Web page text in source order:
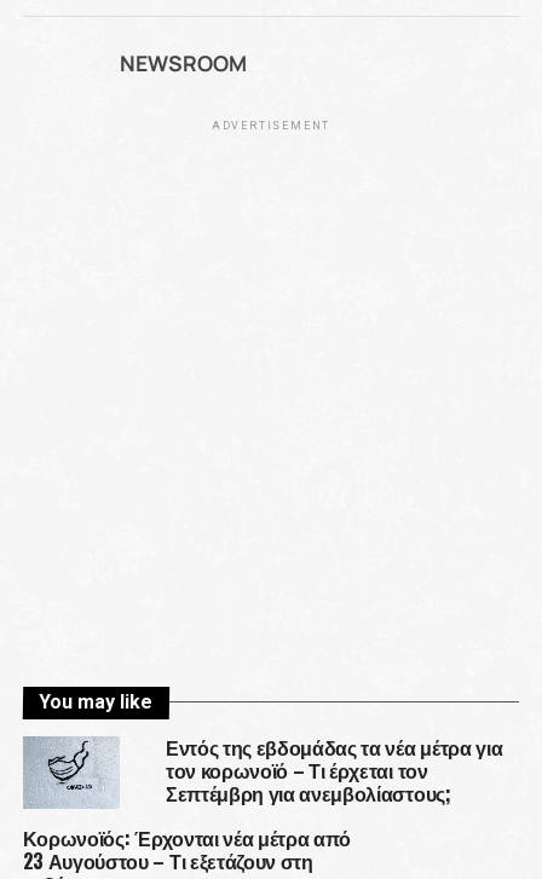
NEWSROOM
ADVERTISEMENT
You may like
Εντός της εβδομάδας τα νέα μέτρα για
τον κορωνοϊό – Τι έρχεται τον
Σεπτέμβρη για ανεμβολίαστους;
Κορωνοϊός: Έρχονται νέα μέτρα από
23 Αυγούστου – Τι εξετάζουν στη